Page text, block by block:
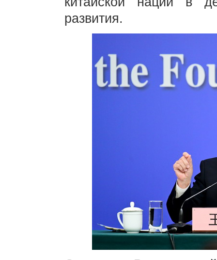
развития.